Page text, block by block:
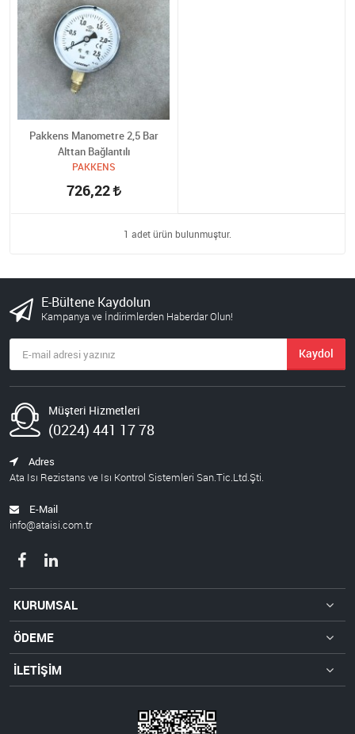
Pakkens Manometre 2,5 Bar
Alttan Bağlantılı
PAKKENS
726,22
1 adet ürün bulunmuştur.
E-Bültene Kaydolun
Kampanya ve İndirimlerden Haberdar Olun!
Kaydol
Müşteri Hizmetleri
(0224) 441 17 78
Adres
Ata Isı Rezistans ve Isı Kontrol Sistemleri San.Tic.Ltd.Şti.
E-Mail
info@ataisi.com.tr
KURUMSAL
ÖDEME
İLETİŞİM